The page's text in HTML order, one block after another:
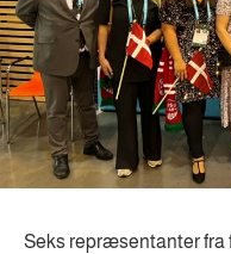
Seks repræsentanter fra